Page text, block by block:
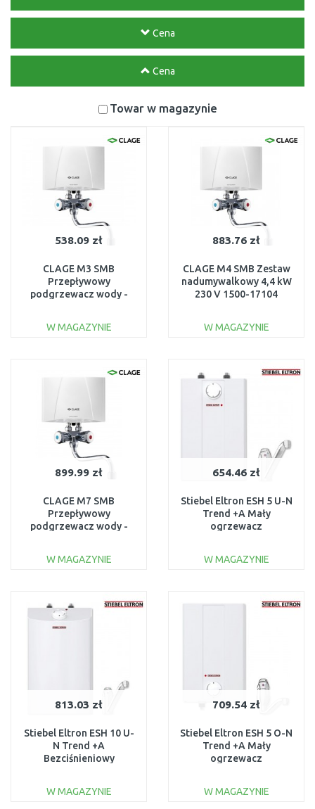
Cena
Cena
Towar w magazynie
538.09 zł
CLAGE M3 SMB
Przepływowy
podgrzewacz wody -
W MAGAZYNIE
Do porównania
883.76 zł
CLAGE M4 SMB Zestaw
nadumywalkowy 4,4 kW
230 V 1500-17104
W MAGAZYNIE
Do porównania
899.99 zł
CLAGE M7 SMB
Przepływowy
podgrzewacz wody -
W MAGAZYNIE
Do porównania
654.46 zł
Stiebel Eltron ESH 5 U-N
Trend +A Mały
ogrzewacz
W MAGAZYNIE
Do porównania
813.03 zł
Stiebel Eltron ESH 10 U-
N Trend +A
Bezciśnieniowy
W MAGAZYNIE
709.54 zł
Stiebel Eltron ESH 5 O-N
Trend +A Mały
ogrzewacz
W MAGAZYNIE